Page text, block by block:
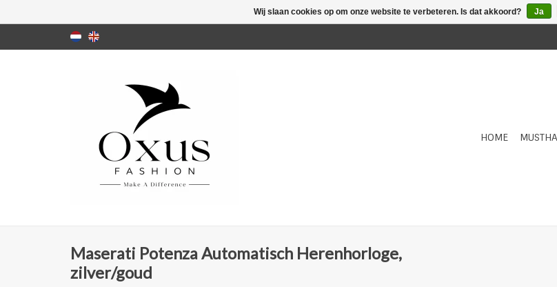
HOME
Maserati Potenza Automatisch Herenhorloge,
zilver/goud
Wij slaan cookies op om onze website te verbeteren. Is dat akkoord? Ja